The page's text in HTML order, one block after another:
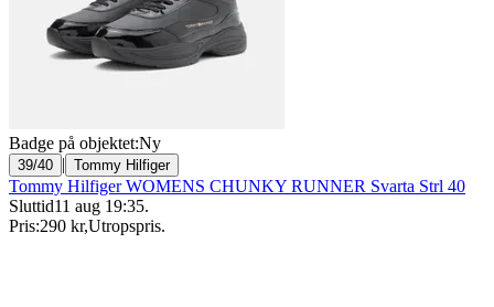
Badge på objektet:Ny
39/40 | Tommy Hilfiger
Tommy Hilfiger WOMENS CHUNKY RUNNER Svarta Strl 40
Sluttid11 aug 19:35.
Pris:290 kr,Utropspris.